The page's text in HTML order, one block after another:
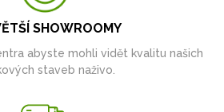
SHOWROOMY
abyste mohli vidět kvalitu našich
staveb naživo.